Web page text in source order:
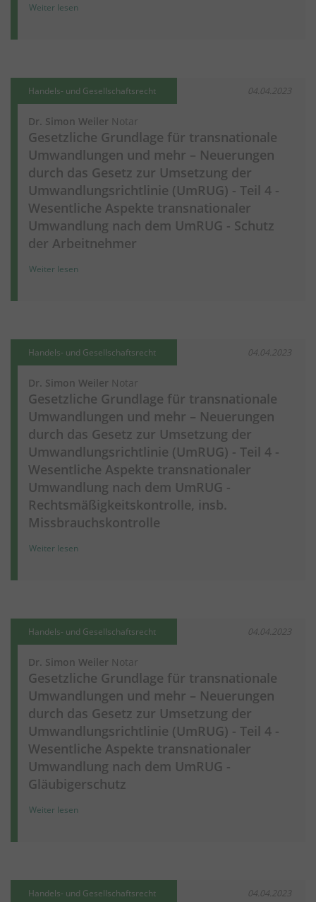
Weiter lesen
Handels- und Gesellschaftsrecht 04.04.2023
Dr. Simon Weiler Notar
Gesetzliche Grundlage für transnationale
Umwandlungen und mehr – Neuerungen
durch das Gesetz zur Umsetzung der
Umwandlungsrichtlinie (UmRUG) - Teil 4 -
Wesentliche Aspekte transnationaler
Umwandlung nach dem UmRUG - Schutz
der Arbeitnehmer
Weiter lesen
Handels- und Gesellschaftsrecht 04.04.2023
Dr. Simon Weiler Notar
Gesetzliche Grundlage für transnationale
Umwandlungen und mehr – Neuerungen
durch das Gesetz zur Umsetzung der
Umwandlungsrichtlinie (UmRUG) - Teil 4 -
Wesentliche Aspekte transnationaler
Umwandlung nach dem UmRUG -
Rechtsmäßigkeitskontrolle, insb.
Missbrauchskontrolle
Weiter lesen
Handels- und Gesellschaftsrecht 04.04.2023
Dr. Simon Weiler Notar
Gesetzliche Grundlage für transnationale
Umwandlungen und mehr – Neuerungen
durch das Gesetz zur Umsetzung der
Umwandlungsrichtlinie (UmRUG) - Teil 4 -
Wesentliche Aspekte transnationaler
Umwandlung nach dem UmRUG -
Gläubigerschutz
Weiter lesen
Handels- und Gesellschaftsrecht 04.04.2023